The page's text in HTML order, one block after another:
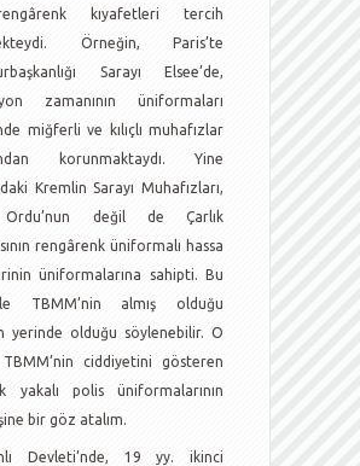
kıyafetleri tercih
Örneğin, Paris’te
Sarayı Elsee’de,
zamanının üniformaları
miğferli ve kılıçlı muhafızlar
korunmaktaydı. Yine
Kremlin Sarayı Muhafızları,
Ordu’nun değil de Çarlık
rengârenk üniformalı hassa
üniformalarına sahipti. Bu
TBMM’nin almış olduğu
yerinde olduğu söylenebilir. O
ciddiyetini gösteren
yakalı polis üniformalarının
bir göz atalım.
Devleti’nde, 19 yy. ikinci